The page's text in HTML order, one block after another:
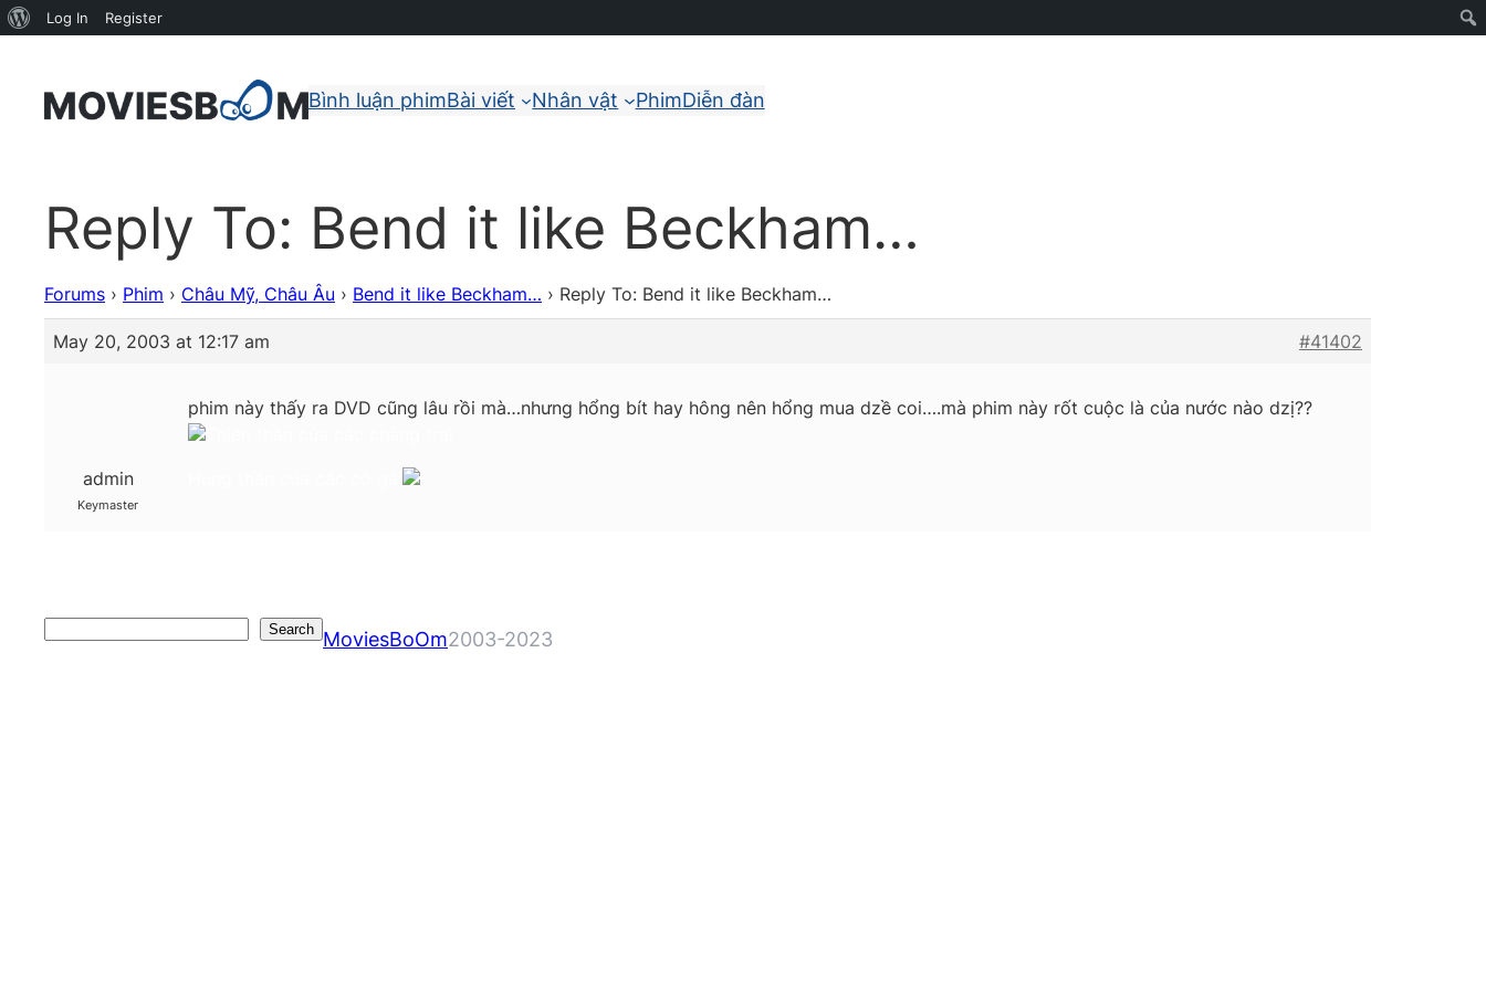
Bình luận phimBài viết Nhân vật PhimDiễn đàn
Reply To: Bend it like Beckham…
Forums › Phim › Châu Mỹ, Châu Âu › Bend it like Beckham… › Reply To: Bend it like Beckham…
May 20, 2003 at 12:17 am #41402
admin
Keymaster
phim này thấy ra DVD cũng lâu rồi mà…nhưng hổng bít hay hông nên hổng mua dzề coi….mà phim này rốt cuộc là của nước nào dzị??
Search MoviesBoOm2003-2023
About
Log In Register